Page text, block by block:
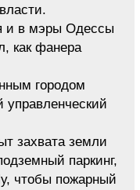
и в мэры Одессы
как фанера
городом
захвата земли
паркинг,
чтобы пожарный